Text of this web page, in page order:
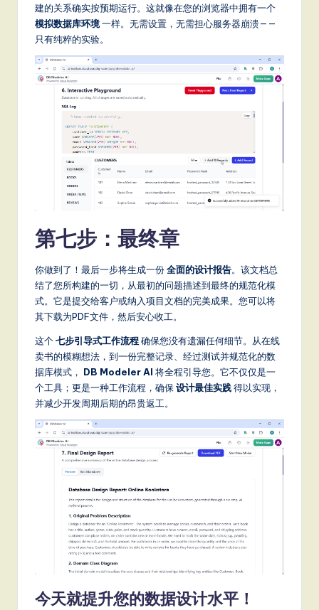
建的关系确实按预期运行。这就像在您的浏览器中拥有一个
模拟数据库环境一样。无需设置，无需担心服务器崩溃——
只有纯粹的实验。
第七步：最终章
你做到了！最后一步将生成一份全面的设计报告。该文档总
结了您所构建的一切，从最初的问题描述到最终的规范化模
式。它是提交给客户或纳入项目文档的完美成果。您可以将
其下载为PDF文件，然后安心收工。
这个七步引导式工作流程确保您没有遗漏任何细节。从在线
卖书的模糊想法，到一份完整记录、经过测试并规范化的数
据库模式， DB Modeler AI 将全程引导您。它不仅仅是一
个工具；更是一种工作流程，确保 设计最佳实践得以实现，
并减少开发周期后期的昂贵返工。
今天就提升您的数据设计水平！